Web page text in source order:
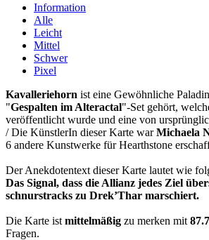
Information
Alle
Leicht
Mittel
Schwer
Pixel
Kavalleriehorn ist eine Gewöhnliche
"Gespalten im Alteractal"-Set gehört,
veröffentlicht wurde und eine von
/ Die KünstlerIn dieser Karte warMichaela
6 andere Kunstwerke für Hearthstone
Der Anekdotentext dieser Karte lautet wie
Das Signal, dass die Allianz jedes Ziel
schnurstracks zu Drek’Thar marschiert.
Die Karte ist mittelmäßig zu merken mit
Fragen.